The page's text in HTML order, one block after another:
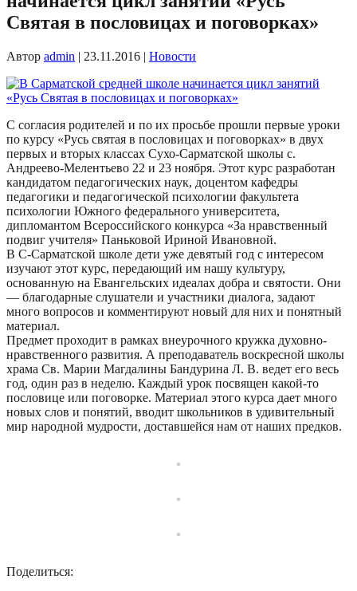
Святая в пословицах и поговорках»
Автор admin | 23.11.2016 | Новости
С согласия родителей и по их просьбе прошли первые уроки
по курсу «Русь святая в пословицах и поговорках» в двух
первых и вторых классах Сухо-Сарматской школы с.
Андреево-Мелентьево 22 и 23 ноября. Этот курс разработан
кандидатом педагогических наук, доцентом кафедры
педагогики и педагогической психологии факультета
психологии Южного федерального университета,
дипломантом Всероссийского конкурса «За нравственный
подвиг учителя» Паньковой Ириной Ивановной.
В С-Сарматской школе дети уже девятый год с интересом
изучают этот курс, передающий им нашу культуру,
основанную на Евангельских идеалах добра и святости. Они
— благодарные слушатели и участники диалога, задают
много вопросов и комментируют новый для них и понятный
материал.
Предмет проходит в рамках внеурочного кружка духовно-
нравственного развития. А преподаватель воскресной школы
храма Св. Марии Магдалины Бандурина Л. В. ведет его весь
год, один раз в неделю. Каждый урок посвящен какой-то
пословице или поговорке. Материал этого курса дает много
новых слов и понятий, вводит школьников в удивительный
мир народной мудрости, доставшейся нам от наших предков.
Поделиться: